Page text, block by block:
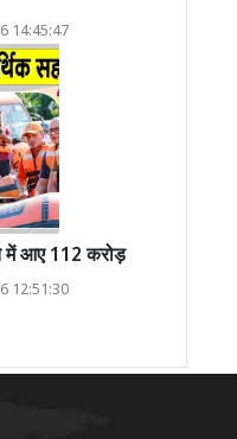
14:45:47
में आए 112 करोड़
12:51:30